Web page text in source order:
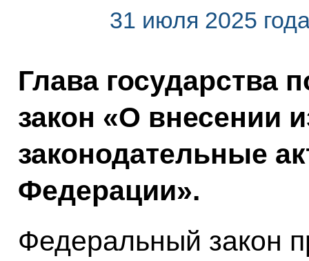
31 июля 2025
Глава государства
закон «О внесении
законодательные
Федерации».
Федеральный закон